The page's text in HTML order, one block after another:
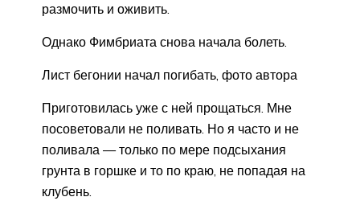
размочить и оживить.
Однако Фимбриата снова начала болеть.
Лист бегонии начал погибать, фото автора
Приготовилась уже с ней прощаться. Мне
посоветовали не поливать. Но я часто и не
поливала — только по мере подсыхания
грунта в горшке и то по краю, не попадая на
клубень.